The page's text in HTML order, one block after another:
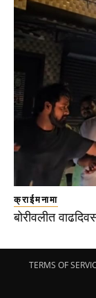
क्राईमनामा
बोरीवलीत
TERMS OF